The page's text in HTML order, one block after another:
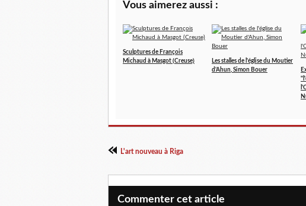
Vous aimerez aussi :
Sculptures de François
Michaud à Masgot (Creuse)
Les stalles de l'église du Moutier
d'Ahun, Simon Bouer
L'art nouveau à Riga
Commenter cet article